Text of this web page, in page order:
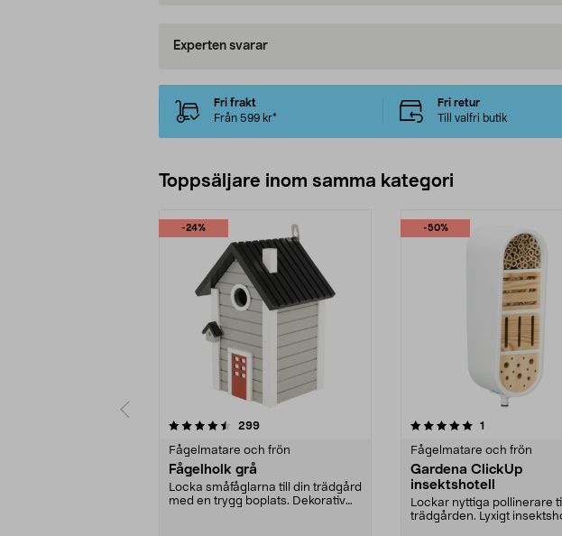
Experten svarar
Fri frakt
Från 599 kr*
Fri retur
Till valfri butik
Toppsäljare inom samma kategori
-24%
299recensioner
Fågelmatare och frön
Fågelholk grå
Locka småfåglarna till din trädgård
med en trygg boplats. Dekorativ
-50%
5.0 av 5 stjärnor 1
Fågelmatare och frön
Gardena ClickUp
insektshotell
Lockar nyttiga pollinerare till
trädgården. Lyxigt
4.0 av 5 stjärnor